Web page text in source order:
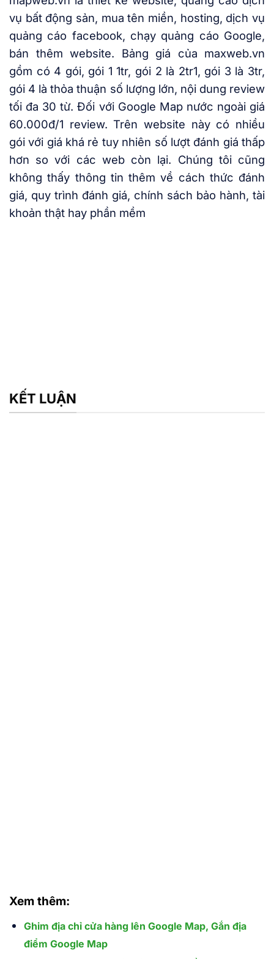
vụ bất động sản, mua tên miền, hosting, dịch vụ
quảng cáo facebook, chạy quảng cáo Google,
bán thêm website. Bảng giá của maxweb.vn
gồm có 4 gói, gói 1 1tr, gói 2 là 2tr1, gói 3 là 3tr,
gói 4 là thỏa thuận số lượng lớn, nội dung review
tối đa 30 từ. Đối với Google Map nước ngoài giá
60.000đ/1 review. Trên website này có nhiều
gói với giá khá rẻ tuy nhiên số lượt đánh giá thấp
hơn so với các web còn lại. Chúng tôi cũng
không thấy thông tin thêm về cách thức đánh
giá, quy trình đánh giá, chính sách bảo hành, tài
khoản thật hay phần mềm
KẾT LUẬN
Xem thêm:
Ghim địa chỉ cửa hàng lên Google Map, Gắn địa
điểm Google Map